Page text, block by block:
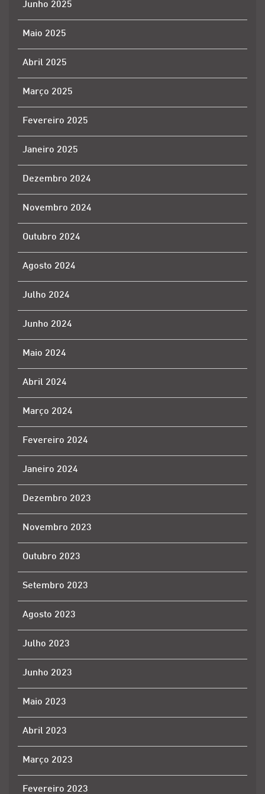
Junho 2025
Maio 2025
Abril 2025
Março 2025
Fevereiro 2025
Janeiro 2025
Dezembro 2024
Novembro 2024
Outubro 2024
Agosto 2024
Julho 2024
Junho 2024
Maio 2024
Abril 2024
Março 2024
Fevereiro 2024
Janeiro 2024
Dezembro 2023
Novembro 2023
Outubro 2023
Setembro 2023
Agosto 2023
Julho 2023
Junho 2023
Maio 2023
Abril 2023
Março 2023
Fevereiro 2023